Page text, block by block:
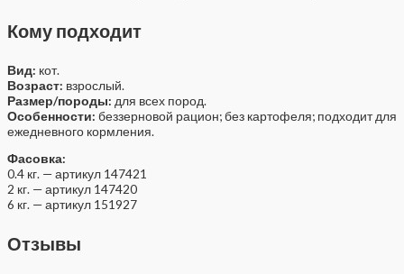
Кому подходит
Вид: кот.
Возраст: взрослый.
Размер/породы: для всех пород.
Особенности: беззерновой рацион; без картофеля; подходит для
ежедневного кормления.
Фасовка:
0.4 кг. — артикул 147421
2 кг. — артикул 147420
6 кг. — артикул 151927
Отзывы